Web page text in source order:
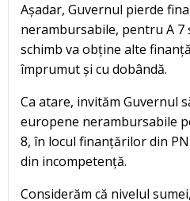
Așadar, Guvernul pierde
nerambursabile, pentru A 7
schimb va obține alte
împrumut și cu dobândă.
Ca atare, invităm Guvernul
europene nerambursabile
8, în locul finanțărilor din
din incompetență.
Considerăm că nivelul